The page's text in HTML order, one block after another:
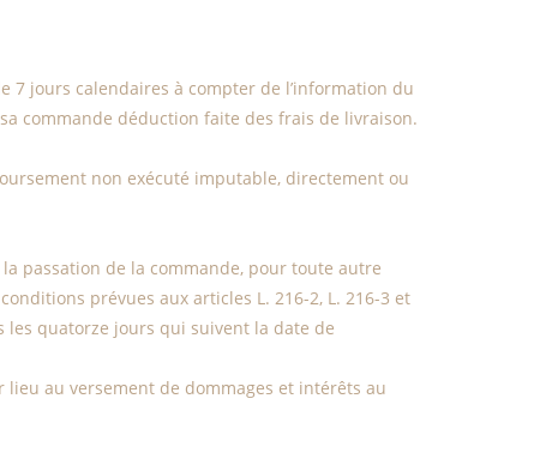
jours calendaires à compter de l’information du
commande déduction faite des frais de livraison.
non exécuté imputable, directement ou
passation de la commande, pour toute autre
prévues aux articles L. 216-2, L. 216-3 et
les quatorze jours qui suivent la date de
au versement de dommages et intérêts au